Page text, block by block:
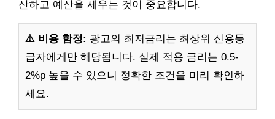
산하고 예산을 세우는 것이 중요합니다.
⚠️ 비용 함정: 광고의 최저금리는 최상위 신용등
급자에게만 해당됩니다. 실제 적용 금리는 0.5-
2%p 높을 수 있으니 정확한 조건을 미리 확인하
세요.